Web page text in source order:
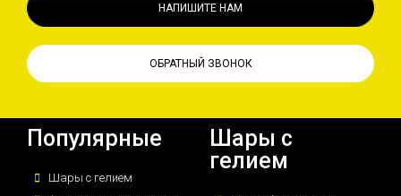
НАПИШИТЕ НАМ
ОБРАТНЫЙ ЗВОНОК
Популярные
Шары с гелием
Шары с
гелием